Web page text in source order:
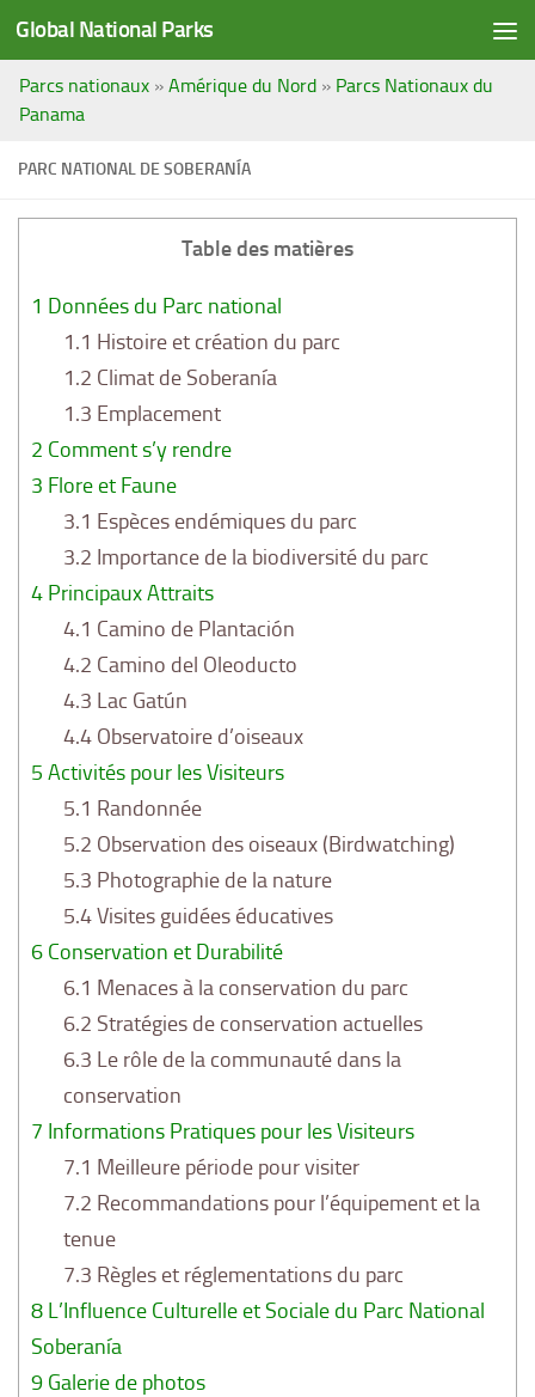
Saltar al contenido
Global National Parks
Parcs nationaux » Amérique du Nord » Parcs Nationaux du
Panama
PARC NATIONAL DE SOBERANÍA
Table des matières
1 Données du Parc national
1.1 Histoire et création du parc
1.2 Climat de Soberanía
1.3 Emplacement
2 Comment s’y rendre
3 Flore et Faune
3.1 Espèces endémiques du parc
3.2 Importance de la biodiversité du parc
4 Principaux Attraits
4.1 Camino de Plantación
4.2 Camino del Oleoducto
4.3 Lac Gatún
4.4 Observatoire d’oiseaux
5 Activités pour les Visiteurs
5.1 Randonnée
5.2 Observation des oiseaux (Birdwatching)
5.3 Photographie de la nature
5.4Visites guidées éducatives
6 Conservation et Durabilité
6.1 Menaces à la conservation du parc
6.2 Stratégies de conservation actuelles
6.3 Le rôle de la communauté dans la
conservation
7 Informations Pratiques pour les Visiteurs
7.1 Meilleure période pour visiter
7.2 Recommandations pour l’équipement et la
tenue
7.3 Règles et réglementations du parc
8 L’Influence Culturelle et Sociale du Parc National
Soberanía
9 Galerie de photos